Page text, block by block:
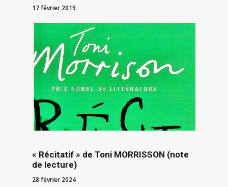
17 février 2019
« Récitatif » de Toni MORRISSON (note
de lecture)
28 février 2024